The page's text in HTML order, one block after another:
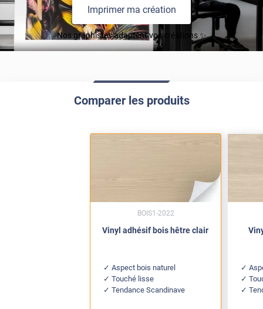
Imprimer ma création
Nos graphistes adaptent vos créations ✨
Comparer les produits
Vinyl adhésif bois hêtre clair
Aspect bois naturel
Touché lisse
Tendance Scandinave
BOIS1-2022